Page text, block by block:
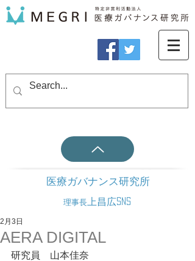
医療ガバナンス研究所
理事長 上昌広SNS
AERA DIGITAL
2月3日
研究員　山本佳奈